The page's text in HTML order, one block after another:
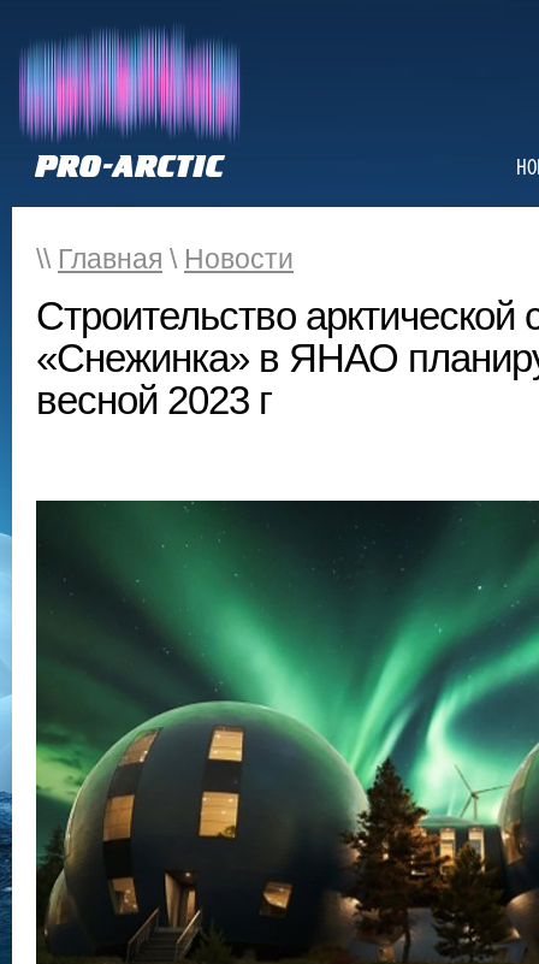
\\ Главная \ Новости
Строительство арктической
«Снежинка» в ЯНАО
весной 2023 г